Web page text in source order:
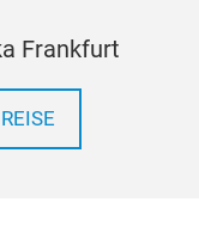
Frankfurt